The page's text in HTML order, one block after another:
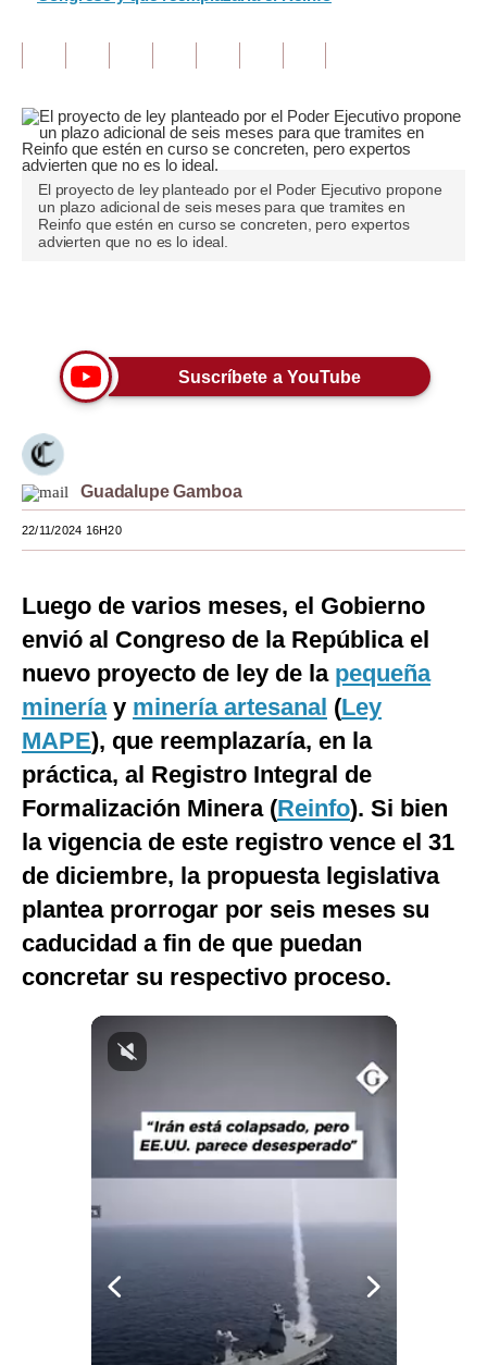
Pregunta de hoy
Tendencias
Lujo
Viajes
EEUU
México
España
Club del Suscriptor
Mix
G de Gestión
Notas Contratadas
Podcast
Videos
Fotogalerías
El proyecto de ley planteado por el Poder Ejecutivo propone
un plazo adicional de seis meses para que tramites en
Reinfo que estén en curso se concreten, pero expertos
advierten que no es lo ideal.
Suscríbete a YouTube
Guadalupe Gamboa
22/11/2024 16H20
Luego de varios meses, el Gobierno
envió al Congreso de la República el
nuevo proyecto de ley de la pequeña
mineríay minería artesanal (Ley
MAPE), que reemplazaría, en la
práctica, al Registro Integral de
Formalización Minera (Reinfo). Si bien
la vigencia de este registro vence el 31
de diciembre, la propuesta legislativa
plantea prorrogar por seis meses su
caducidad a fin de que puedan
concretar su respectivo proceso.